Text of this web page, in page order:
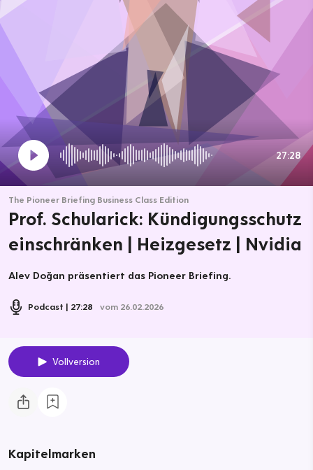
27:28
The Pioneer Briefing Business Class Edition
Prof. Schularick: Kündigungsschutz
einschränken | Heizgesetz | Nvidia
Alev Doğan präsentiert das Pioneer Briefing.
Podcast 27:28 vom 26.02.2026
Vollversion
Kapitelmarken